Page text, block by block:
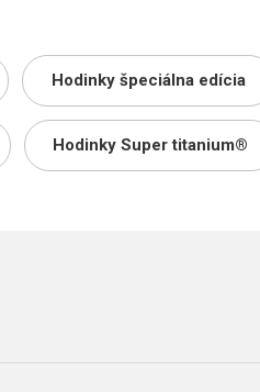
Hodinky špeciálna edícia
Hodinky Super titanium®